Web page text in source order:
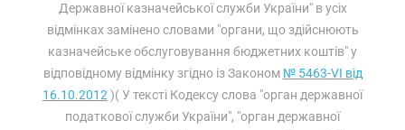
Державної казначейської служби України" в усіх
відмінках замінено словами "органи, що здійснюють
казначейське обслуговування бюджетних коштів" у
відповідному відмінку згідно із Законом № 5463-VI від
16.10.2012 )( У тексті Кодексу слова "орган державної
податкової служби України", "орган державної